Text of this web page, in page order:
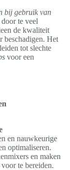
bij gebruik van
te veel
de kwaliteit
beschadigen. Het
tot slechte
voor een
en nauwkeurige
optimaliseren.
en maken
te bereiden.